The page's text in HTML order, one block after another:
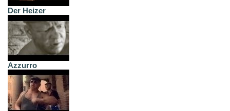
Der Heizer
Azzurro